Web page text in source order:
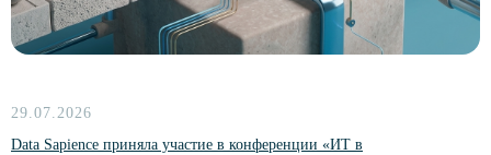
29.07.2026
Data Sapience приняла участие в конференции «ИТ в
Сделано в